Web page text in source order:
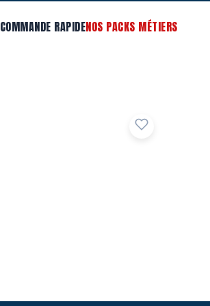
COMMANDE RAPIDENOS PACKS MÉTIERS